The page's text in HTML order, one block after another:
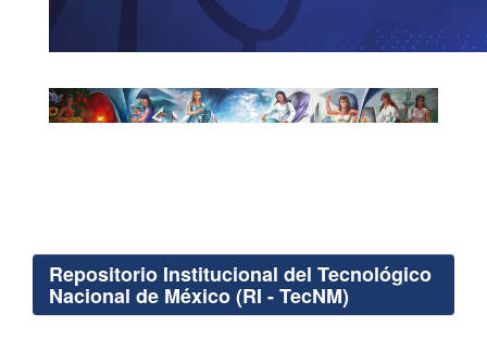
Repositorio Institucional del Tecnológico
Nacional de México (RI - TecNM)